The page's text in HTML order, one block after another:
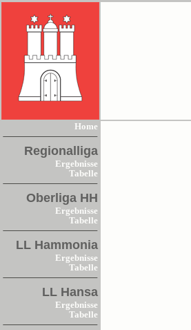
Home
Regionalliga
Ergebnisse
Tabelle
Oberliga HH
Ergebnisse
Tabelle
LL Hammonia
Ergebnisse
Tabelle
LL Hansa
Ergebnisse
Tabelle